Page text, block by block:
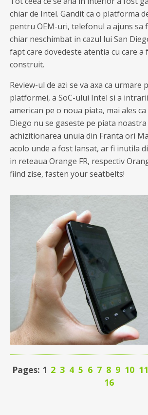
chiar de Intel. Gandit ca o platforma
pentru OEM-uri, telefonul a ajuns sa
chiar neschimbat in cazul lui San
fapt care dovedeste atentia cu care
construit.
Review-ul de azi se va axa ca urmare
platformei, a SoC-ului Intel si a
american pe o noua piata, mai ales
Diego nu se gaseste pe piata
achizitionarea unuia din Franta ori
acolo unde a fost lansat, ar fi inutila
in reteaua Orange FR, respectiv
fiind zise, fasten your seatbelts!
Pages: 1 2 3 4 5 6 7 8 9 10 11
16